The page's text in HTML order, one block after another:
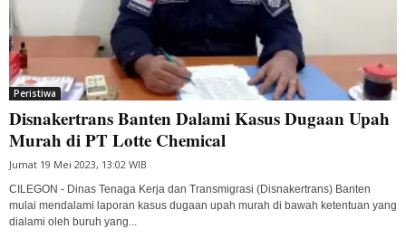
Peristiwa
Disnakertrans Banten Dalami Kasus Dugaan Upah
Murah di PT Lotte Chemical
Jumat 19 Mei 2023, 13:02 WIB
CILEGON - Dinas Tenaga Kerja dan Transmigrasi (Disnakertrans) Banten
mulai mendalami laporan kasus dugaan upah murah di bawah ketentuan yang
dialami oleh buruh yang...